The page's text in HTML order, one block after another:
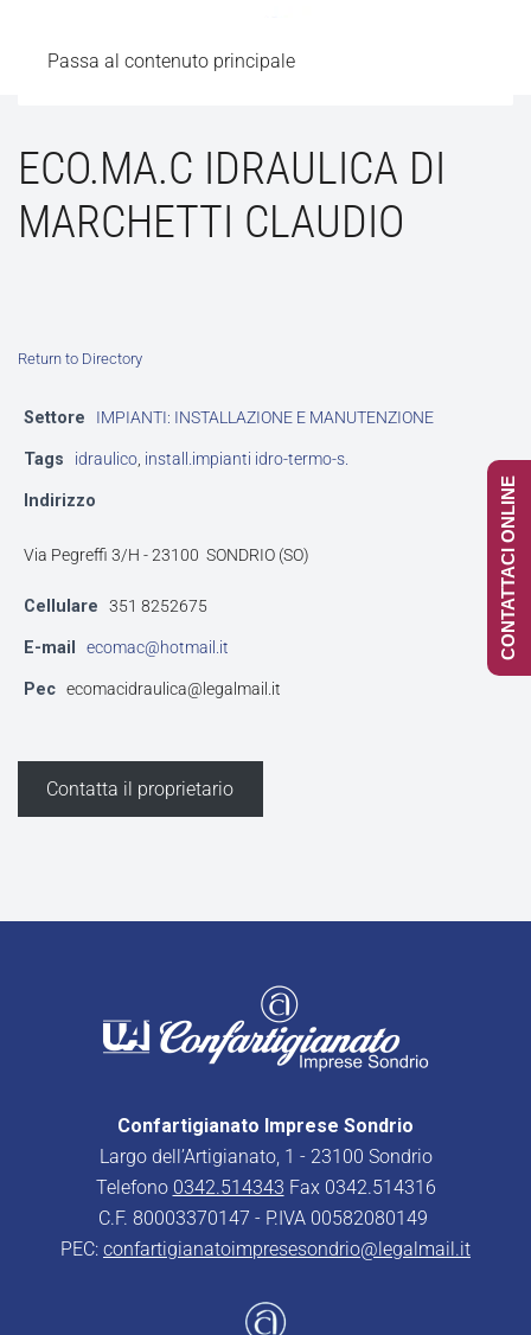
Passa al contenuto principale
ECO.MA.C IDRAULICA DI
MARCHETTI CLAUDIO
Return to Directory
Settore IMPIANTI: INSTALLAZIONE E MANUTENZIONE
Tags idraulico, install.impianti idro-termo-s.
Indirizzo
Via Pegreffi 3/H - 23100 SONDRIO (SO)
Cellulare 351 8252675
E-mail ecomac@hotmail.it
Pec ecomacidraulica@legalmail.it
Contatta il proprietario
Confartigianato Imprese Sondrio
Largo dell’Artigianato, 1 - 23100 Sondrio
Telefono 0342.514343 Fax 0342.514316
C.F. 80003370147 - P.IVA 00582080149
PEC: confartigianatoimpresesondrio@legalmail.it
CONTATTACI ONLINE